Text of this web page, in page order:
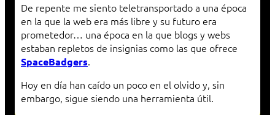
De repente me siento teletransportado a una época
en la que la web era más libre y su futuro era
prometedor… una época en la que blogs y webs
estaban repletos de insignias como las que ofrece
SpaceBadgers.
Hoy en día han caído un poco en el olvido y, sin
embargo, sigue siendo una herramienta útil.